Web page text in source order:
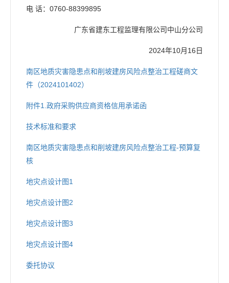
电 话：0760-88399895
广东省建东工程监理有限公司中山分公司
2024年10月16日
南区地质灾害隐患点和削坡建房风险点整治工程磋商文
件（2024101402）
附件1.政府采购供应商资格信用承诺函
技术标准和要求
南区地质灾害隐患点和削坡建房风险点整治工程-预算复
核
地灾点设计图1
地灾点设计图2
地灾点设计图3
地灾点设计图4
委托协议